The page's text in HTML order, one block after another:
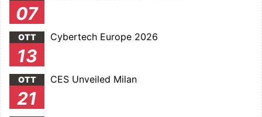
07
OTT
13
Cybertech Europe 2026
OTT
21
CES Unveiled Milan